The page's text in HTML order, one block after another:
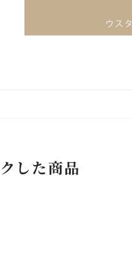
した商品